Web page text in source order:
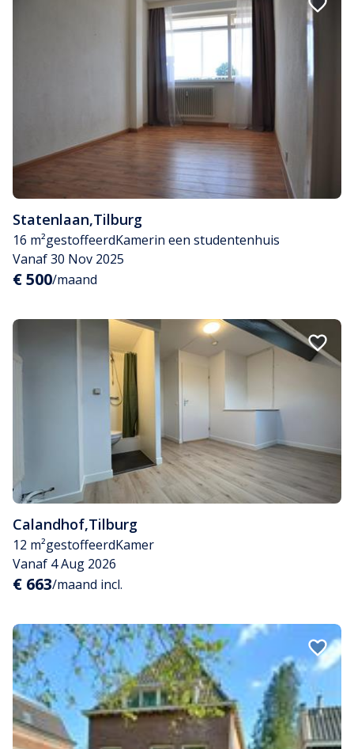
Statenlaan,Tilburg
16 m²gestoffeerdKamerin een studentenhuis
Vanaf 30 Nov 2025
€ 500/maand
Calandhof,Tilburg
12 m²gestoffeerdKamer
Vanaf 4 Aug 2026
€ 663/maand incl.